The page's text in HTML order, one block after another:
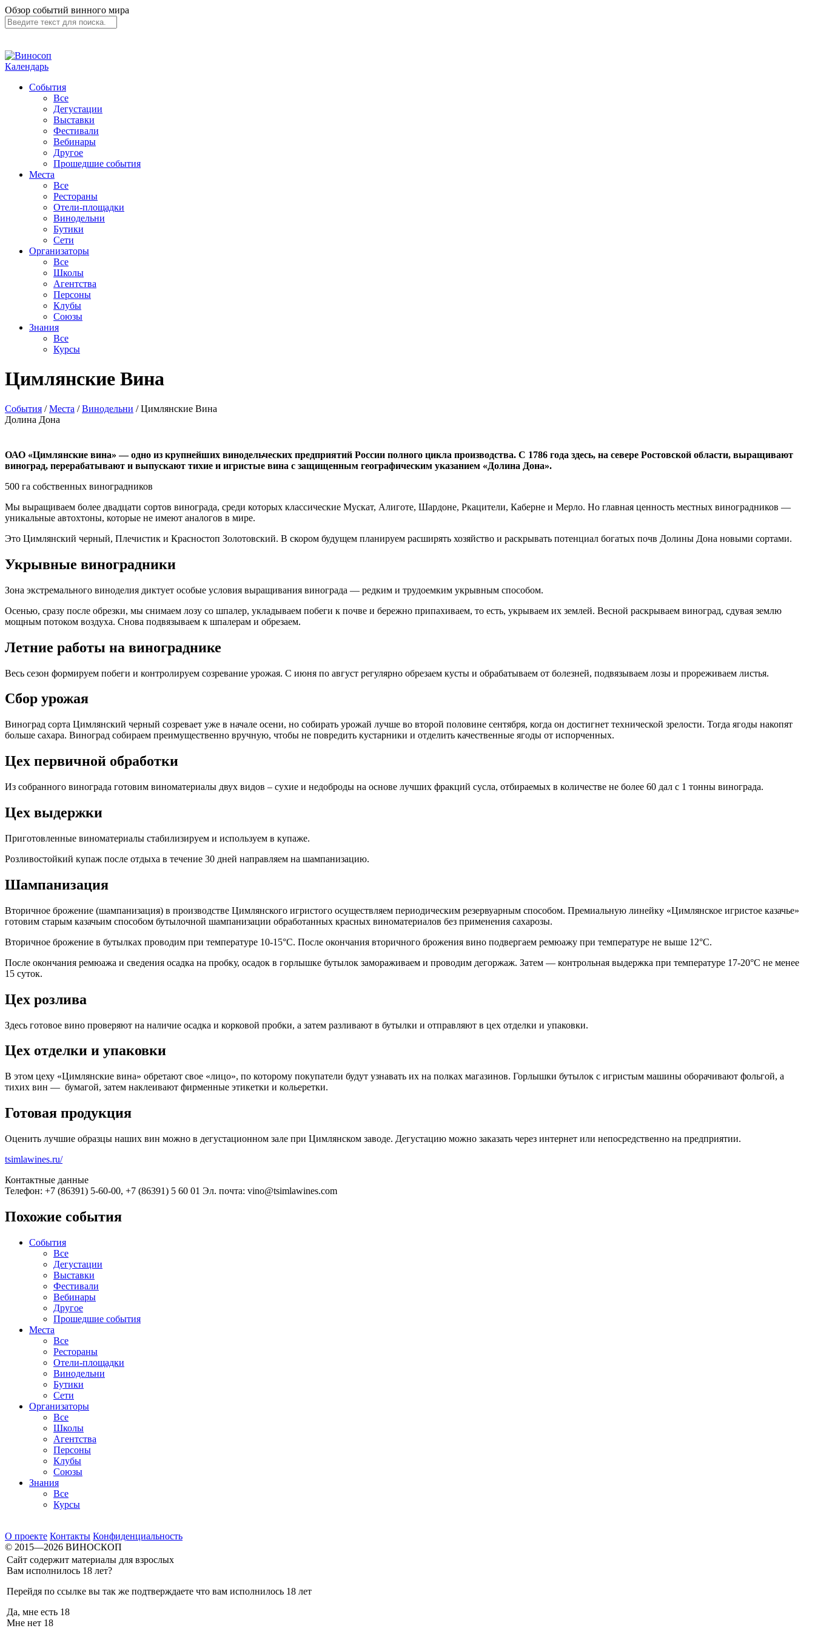
Обзор событий винного мира
Календарь
События
Все
Дегустации
Выставки
Фестивали
Вебинары
Другое
Прошедшие события
Места
Все
Рестораны
Отели-площадки
Винодельни
Бутики
Сети
Организаторы
Все
Школы
Агентства
Персоны
Клубы
Союзы
Знания
Все
Курсы
Цимлянские Вина
События /Места /Винодельни /Цимлянские Вина
Долина Дона
ОАО «Цимлянские вина» — одно из крупнейших винодельческих предприятий России полного цикла производства. С 1786 года здесь, на севере Ростовской области, выращивают
виноград, перерабатывают и выпускают тихие и игристые вина с защищенным географическим указанием «Долина Дона».
500 га собственных виноградников
Мы выращиваем более двадцати сортов винограда, среди которых классические Мускат, Алиготе, Шардоне, Ркацители, Каберне и Мерло. Но главная ценность местных виноградников —
уникальные автохтоны, которые не имеют аналогов в мире.
Это Цимлянский черный, Плечистик и Красностоп Золотовский. В скором будущем планируем расширять хозяйство и раскрывать потенциал богатых почв Долины Дона новыми сортами.
Укрывные виноградники
Зона экстремального виноделия диктует особые условия выращивания винограда — редким и трудоемким укрывным способом.
Осенью, сразу после обрезки, мы снимаем лозу со шпалер, укладываем побеги к почве и бережно припахиваем, то есть, укрываем их землей. Весной раскрываем виноград, сдувая землю
мощным потоком воздуха. Снова подвязываем к шпалерам и обрезаем.
Летние работы на винограднике
Весь сезон формируем побеги и контролируем созревание урожая. С июня по август регулярно обрезаем кусты и обрабатываем от болезней, подвязываем лозы и прореживаем листья.
Сбор урожая
Виноград сорта Цимлянский черный созревает уже в начале осени, но собирать урожай лучше во второй половине сентября, когда он достигнет технической зрелости. Тогда ягоды накопят
больше сахара. Виноград собираем преимущественно вручную, чтобы не повредить кустарники и отделить качественные ягоды от испорченных.
Цех первичной обработки
Из собранного винограда готовим виноматериалы двух видов – сухие и недоброды на основе лучших фракций сусла, отбираемых в количестве не более 60 дал с 1 тонны винограда.
Цех выдержки
Приготовленные виноматериалы стабилизируем и используем в купаже.
Розливостойкий купаж после отдыха в течение 30 дней направляем на шампанизацию.
Шампанизация
Вторичное брожение (шампанизация) в производстве Цимлянского игристого осуществляем периодическим резервуарным способом. Премиальную линейку «Цимлянское игристое казачье»
готовим старым казачьим способом бутылочной шампанизации обработанных красных виноматериалов без применения сахарозы.
Вторичное брожение в бутылках проводим при температуре 10-15°С. После окончания вторичного брожения вино подвергаем ремюажу при температуре не выше 12°С.
После окончания ремюажа и сведения осадка на пробку, осадок в горлышке бутылок замораживаем и проводим дегоржаж. Затем — контрольная выдержка при температуре 17-20°С не менее
15 суток.
Цех розлива
Здесь готовое вино проверяют на наличие осадка и корковой пробки, а затем разливают в бутылки и отправляют в цех отделки и упаковки.
Цех отделки и упаковки
В этом цеху «Цимлянские вина» обретают свое «лицо», по которому покупатели будут узнавать их на полках магазинов. Горлышки бутылок с игристым машины оборачивают фольгой, а
тихих вин — бумагой, затем наклеивают фирменные этикетки и кольеретки.
Готовая продукция
Оценить лучшие образцы наших вин можно в дегустационном зале при Цимлянском заводе. Дегустацию можно заказать через интернет или непосредственно на предприятии.
tsimlawines.ru/
Контактные данные
Телефон: +7 (86391) 5-60-00, +7 (86391) 5 60 01 Эл. почта: vino@tsimlawines.com
Похожие события
События
Все
Дегустации
Выставки
Фестивали
Вебинары
Другое
Прошедшие события
Места
Все
Рестораны
Отели-площадки
Винодельни
Бутики
Сети
Организаторы
Все
Школы
Агентства
Персоны
Клубы
Союзы
Знания
Все
Курсы
О проекте Контакты Конфиденциальность
© 2015—2026 ВИНОСКОП
Сайт содержит материалы для взрослых
Вам исполнилось 18 лет?
Перейдя по ссылке вы так же подтверждаете что вам исполнилось 18 лет
Да, мне есть 18
Мне нет 18